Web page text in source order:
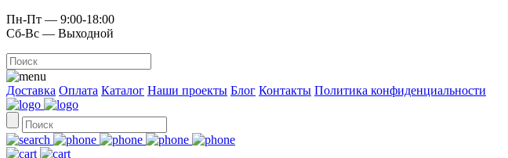
Пн-Пт — 9:00-18:00
Сб-Вс — Выходной
Доставка Оплата Каталог Наши проекты Блог Контакты Политика конфиденциальности